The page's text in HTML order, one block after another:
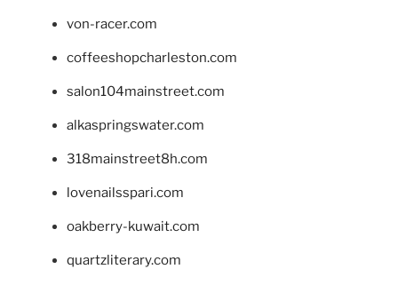
von-racer.com
coffeeshopcharleston.com
salon104mainstreet.com
alkaspringswater.com
318mainstreet8h.com
lovenailsspari.com
oakberry-kuwait.com
quartzliterary.com